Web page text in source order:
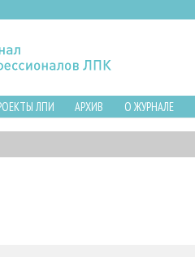
ЛПИ АРХИВ О ЖУРНАЛЕ